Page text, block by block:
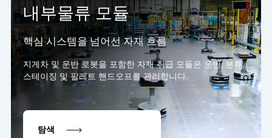
내부물류 모듈
핵심 시스템을 넘어선 자재 흐름
지게차 및 운반 로봇을 포함한 자재 취급 모듈은 운반, 분류,
스테이징 및 팔레트 핸드오프를 관리합니다.
탐색